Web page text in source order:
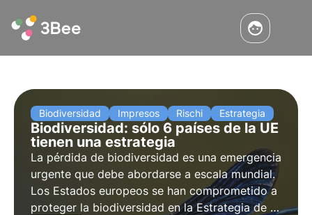
Biodiversidad Impresos Rischi Estrategia
Biodiversidad: sólo 6 países de la UE
tienen una estrategia
La pérdida de biodiversidad es una emergencia
urgente que debe abordarse a escala mundial.
Los Estados europeos se han comprometido a
proteger la biodiversidad en la Estrategia de la